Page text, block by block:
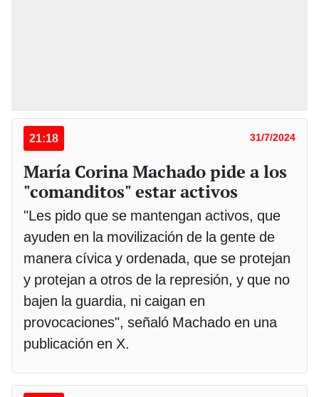
21:18 31/7/2024
María Corina Machado pide a los
"comanditos" estar activos
"Les pido que se mantengan activos, que
ayuden en la movilización de la gente de
manera cívica y ordenada, que se protejan
y protejan a otros de la represión, y que no
bajen la guardia, ni caigan en
provocaciones", señaló Machado en una
publicación en X.